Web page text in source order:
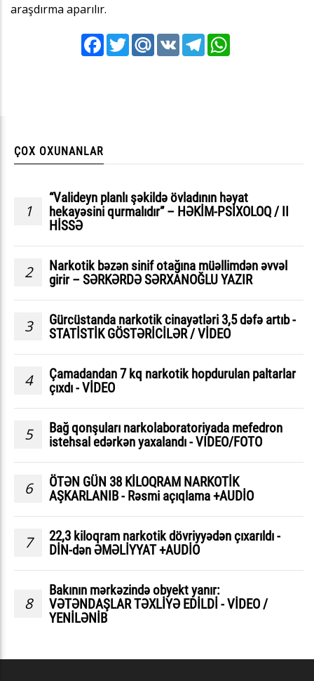
araşdırma aparılır.
FacebookTwitterMail.RuVK Telegram
ÇOX OXUNANLAR
1
“Valideyn planlı şəkildə övladının həyat
hekayəsini qurmalıdır” – HƏKİM-PSİXOLOQ / II
HİSSƏ
2
Narkotik bəzən sinif otağına müəllimdən əvvəl
girir – SƏRKƏRDƏ SƏRXANOĞLU YAZIR
3
Gürcüstanda narkotik cinayətləri 3,5 dəfə artıb -
STATİSTİK GÖSTƏRİCİLƏR / VİDEO
4
Çamadandan 7 kq narkotik hopdurulan paltarlar
çıxdı - VİDEO
5
Bağ qonşuları narkolaboratoriyada mefedron
istehsal edərkən yaxalandı - VIDEO/FOTO
6
ÖTƏN GÜN 38 KİLOQRAM NARKOTİK
AŞKARLANIB - Rəsmi açıqlama +AUDİO
7
22,3 kiloqram narkotik dövriyyədən çıxarıldı -
DİN-dən ƏMƏLİYYAT +AUDİO
8
Bakının mərkəzində obyekt yanır:
VƏTƏNDAŞLAR TƏXLİYƏ EDİLDİ - VİDEO /
YENİLƏNİB